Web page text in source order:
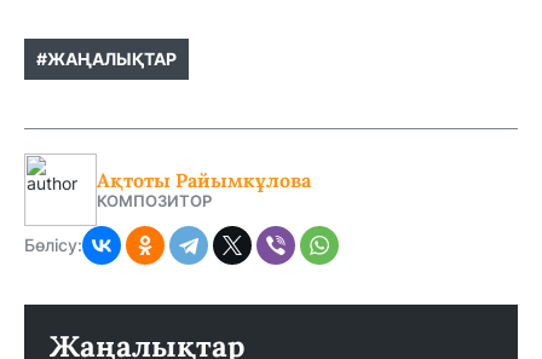
#ЖАҢАЛЫҚТАР
Ақтоты Райымкұлова
КОМПОЗИТОР
Бөлісу:
Жаңалықтар